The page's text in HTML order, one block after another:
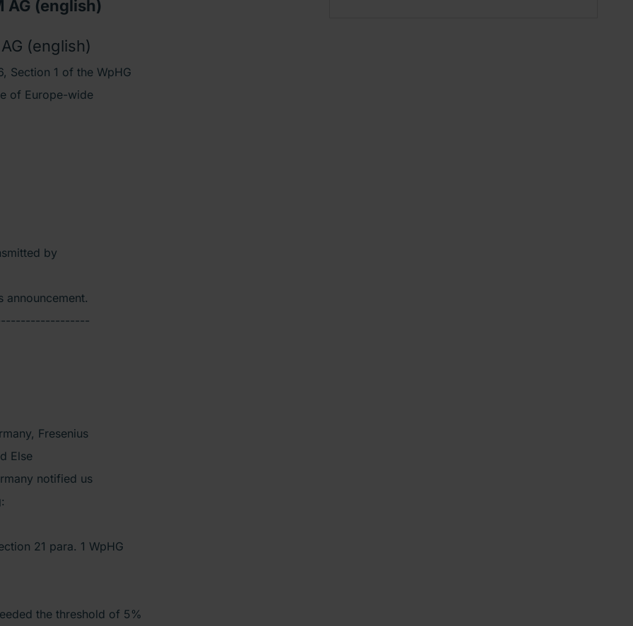
AG (english)
(english)
Section 1 of the WpHG
of Europe-wide
by
announcement.
Fresenius
Else
notified us
21 para. 1 WpHG
the threshold of 5%